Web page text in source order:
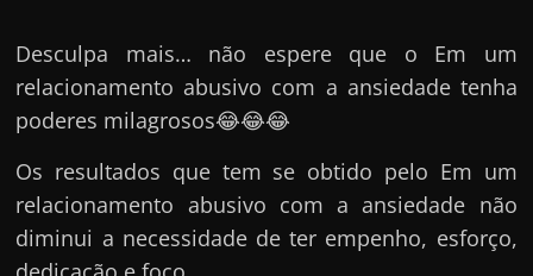
Desculpa mais… não espere que o Em um
relacionamento abusivo com a ansiedade tenha
poderes milagrosos😂😂😂
Os resultados que tem se obtido pelo Em um
relacionamento abusivo com a ansiedade não
diminui a necessidade de ter empenho, esforço,